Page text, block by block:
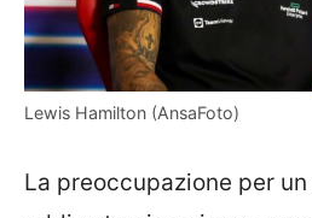
Lewis Hamilton (AnsaFoto)
La preoccupazione per